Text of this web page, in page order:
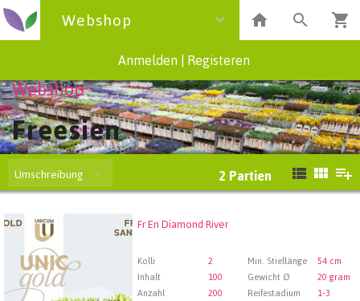
Webshop
Anmelden Registeren
Webshop
Freesien
Umschreibung 2 Partien
Fr En Diamond River
Kolli 2 Min. Stiellänge
54 cm
Inhalt
100 Gewicht Ø
20 gram
Anzahl
200 Reifestadium
1-3
Fr En Diamond River
Wählen Sie zuerst ein Abfartdatum.